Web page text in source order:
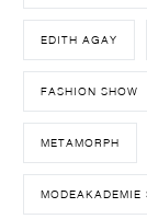
EDITH AGAY
FASHION SHOW
METAMORPH
MODEAKADEMIE